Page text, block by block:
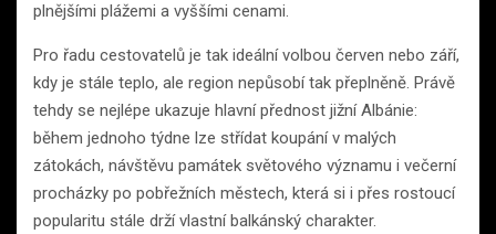
plnějšími plážemi a vyššími cenami.
Pro řadu cestovatelů je tak ideální volbou červen nebo září,
kdy je stále teplo, ale region nepůsobí tak přeplněně. Právě
tehdy se nejlépe ukazuje hlavní přednost jižní Albánie:
během jednoho týdne lze střídat koupání v malých
zátokách, návštěvu památek světového významu i večerní
procházky po pobřežních městech, která si i přes rostoucí
popularitu stále drží vlastní balkánský charakter.